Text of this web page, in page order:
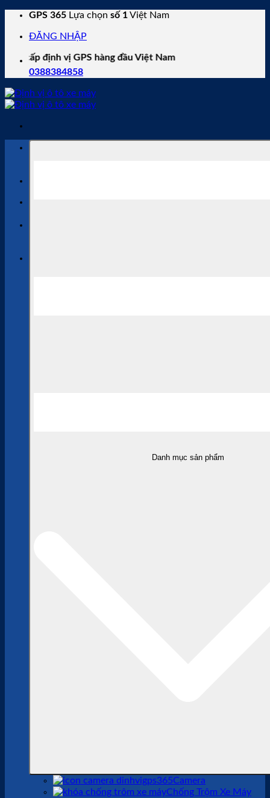
Skip
content
GPS 365 Lựa chọn số 1Việt Nam
ĐĂNG NHẬP
vị GPS hàng đầu Việt Nam
0388384858
Danh mục sản phẩm
Camera
Chống Trộm Xe Máy